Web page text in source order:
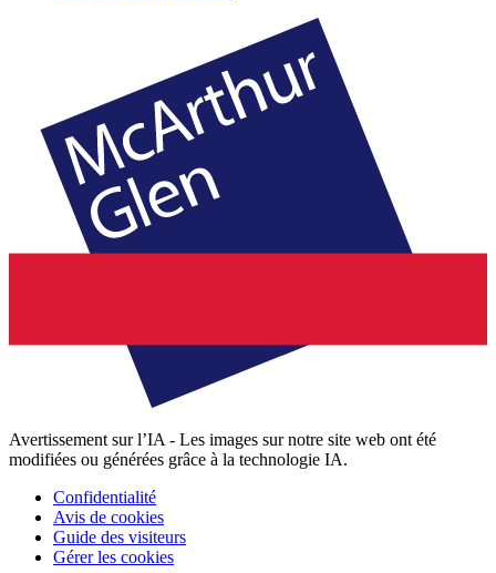
Avertissement sur l’IA - Les images sur notre site web ont été
modifiées ou générées grâce à la technologie IA.
Confidentialité
Avis de cookies
Guide des visiteurs
Gérer les cookies